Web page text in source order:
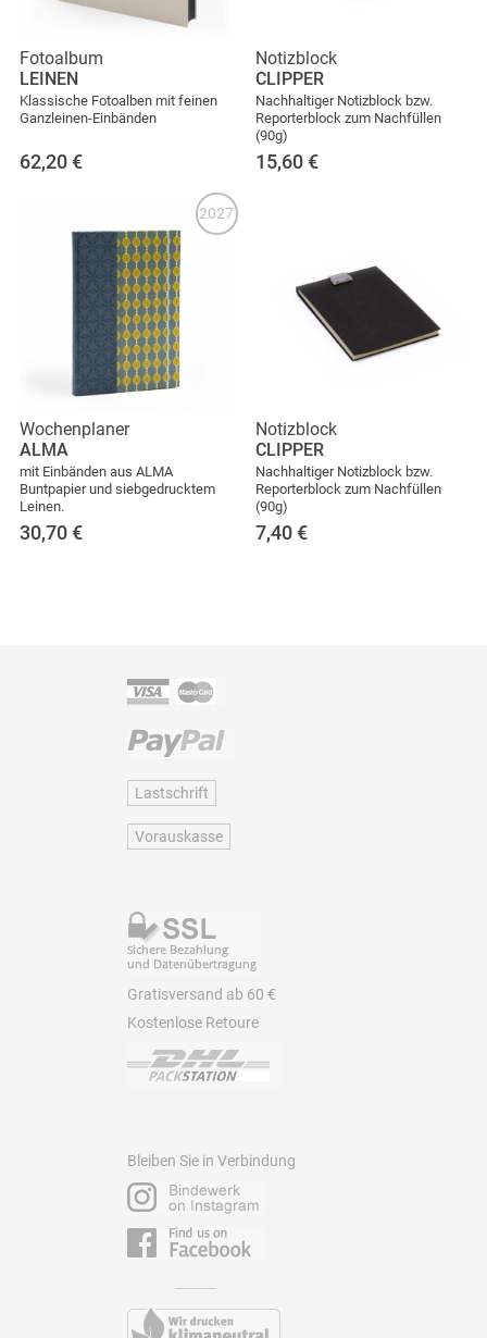
Fotoalbum
LEINEN
Klassische Fotoalben mit feinen
Ganzleinen-Einbänden
62,20 €
Notizblock
CLIPPER
Nachhaltiger Notizblock bzw.
Reporterblock zum Nachfüllen
(90g)
15,60 €
Wochenplaner
ALMA
mit Einbänden aus ALMA
Buntpapier und siebgedrucktem
Leinen.
30,70 €
2027
Notizblock
CLIPPER
Nachhaltiger Notizblock bzw.
Reporterblock zum Nachfüllen
(90g)
7,40 €
Lastschrift
Vorauskasse
Gratisversand ab 60 €
Kostenlose Retoure
Bleiben Sie in Verbindung